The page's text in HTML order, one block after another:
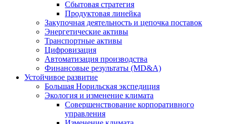
Сбытовая стратегия
Продуктовая линейка
Закупочная деятельность и цепочка поставок
Энергетические активы
Транспортные активы
Цифровизация
Автоматизация производства
Финансовые результаты (MD&A)
Устойчивое развитие
Большая Норильская экспедиция
Экология и изменение климата
Совершенствование корпоративного
управления